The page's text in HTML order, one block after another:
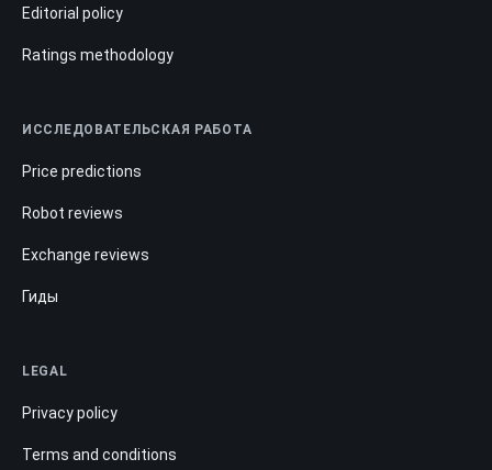
Editorial policy
Ratings methodology
ИССЛЕДОВАТЕЛЬСКАЯ РАБОТА
Price predictions
Robot reviews
Exchange reviews
Гиды
LEGAL
Privacy policy
Terms and conditions